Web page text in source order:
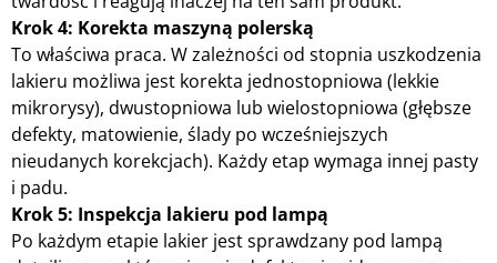
Krok 4: Korekta maszyną polerską
To właściwa praca. W zależności od stopnia uszkodzenia
lakieru możliwa jest korekta jednostopniowa (lekkie
mikrorysy), dwustopniowa lub wielostopniowa (głębsze
defekty, matowienie, ślady po wcześniejszych
nieudanych korekcjach). Każdy etap wymaga innej pasty
i padu.
Krok 5: Inspekcja lakieru pod lampą
Po każdym etapie lakier jest sprawdzany pod lampą